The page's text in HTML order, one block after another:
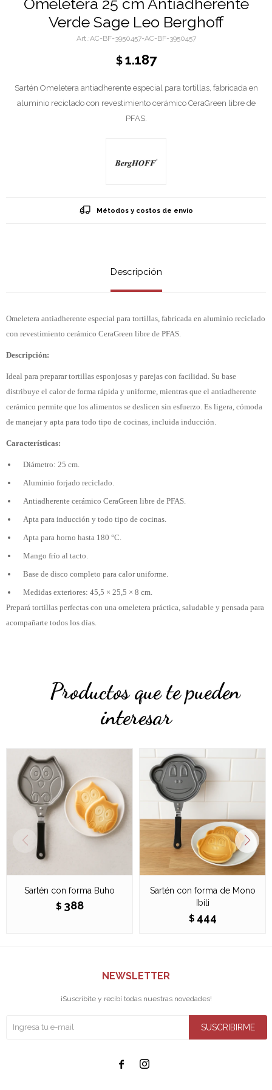
Omeletera 25 cm Antiadherente
Verde Sage Leo Berghoff
AC-BF-3950457-AC-BF-3950457
$ 1.187
Sartén Omeletera antiadherente especial para tortillas, fabricada en
aluminio reciclado con revestimiento cerámico CeraGreen libre de
PFAS.
Métodos y costos de envío
Descripción
Omeletera antiadherente especial para tortillas, fabricada en aluminio reciclado
con revestimiento cerámico CeraGreen libre de PFAS.
Descripción:
Ideal para preparar tortillas esponjosas y parejas con facilidad. Su base
distribuye el calor de forma rápida y uniforme, mientras que el antiadherente
cerámico permite que los alimentos se deslicen sin esfuerzo. Es ligera, cómoda
de manejar y apta para todo tipo de cocinas, incluida inducción.
Características:
Diámetro: 25 cm.
Aluminio forjado reciclado.
Antiadherente cerámico CeraGreen libre de PFAS.
Apta para inducción y todo tipo de cocinas.
Apta para horno hasta 180 °C.
Mango frío al tacto.
Base de disco completo para calor uniforme.
Medidas exteriores: 45,5 × 25,5 × 8 cm.
Prepará tortillas perfectas con una omeletera práctica, saludable y pensada para
acompañarte todos los días.
Productos que te pueden
interesar
Sartén con forma Buho
$ 388
Sartén con forma de Mono
Ibili
$ 444
NEWSLETTER
¡Suscribite y recibí todas nuestras novedades!
SUSCRIBIRME
 